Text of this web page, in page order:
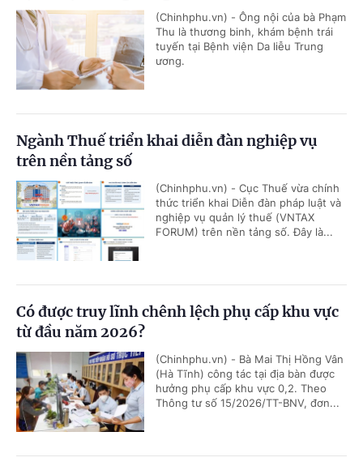
(Chinhphu.vn) - Ông nội của bà Phạm
Thu là thương binh, khám bệnh trái
tuyến tại Bệnh viện Da liễu Trung
ương.
Ngành Thuế triển khai diễn đàn nghiệp vụ
trên nền tảng số
(Chinhphu.vn) - Cục Thuế vừa chính
thức triển khai Diễn đàn pháp luật và
nghiệp vụ quản lý thuế (VNTAX
FORUM) trên nền tảng số. Đây là...
Có được truy lĩnh chênh lệch phụ cấp khu vực
từ đầu năm 2026?
(Chinhphu.vn) - Bà Mai Thị Hồng Vân
(Hà Tĩnh) công tác tại địa bàn được
hưởng phụ cấp khu vực 0,2. Theo
Thông tư số 15/2026/TT-BNV, đơn...